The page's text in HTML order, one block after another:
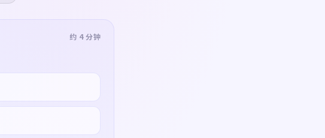
约 4 分钟